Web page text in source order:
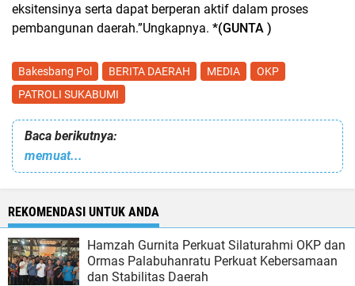
eksitensinya serta dapat berperan aktif dalam proses
pembangunan daerah.”Ungkapnya. *(GUNTA )
Bakesbang Pol BERITA DAERAH MEDIA
OKP
PATROLI SUKABUMI
Baca berikutnya:
memuat...
REKOMENDASI UNTUK ANDA
Hamzah Gurnita Perkuat Silaturahmi OKP dan
Ormas Palabuhanratu Perkuat Kebersamaan
dan Stabilitas Daerah